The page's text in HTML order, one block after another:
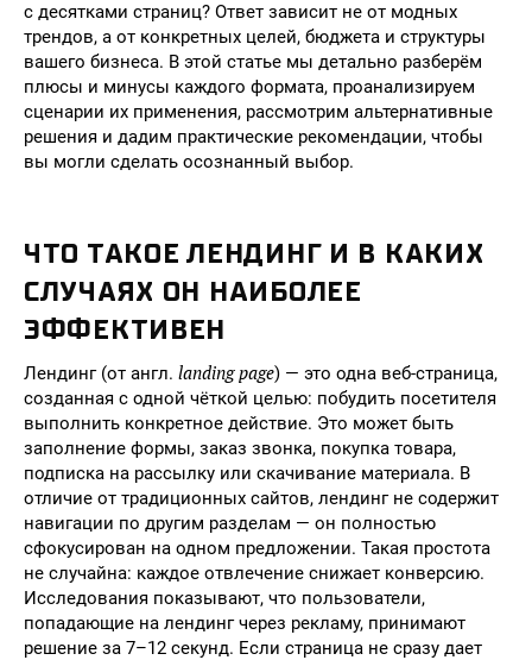
с десятками страниц? Ответ зависит не от модных
трендов, а от конкретных целей, бюджета и структуры
вашего бизнеса. В этой статье мы детально разберём
плюсы и минусы каждого формата, проанализируем
сценарии их применения, рассмотрим альтернативные
решения и дадим практические рекомендации, чтобы
вы могли сделать осознанный выбор.
ЧТО ТАКОЕ ЛЕНДИНГ И В КАКИХ
СЛУЧАЯХ ОН НАИБОЛЕЕ
ЭФФЕКТИВЕН
Лендинг (от англ. landing page) — это одна веб-страница,
созданная с одной чёткой целью: побудить посетителя
выполнить конкретное действие. Это может быть
заполнение формы, заказ звонка, покупка товара,
подписка на рассылку или скачивание материала. В
отличие от традиционных сайтов, лендинг не содержит
навигации по другим разделам — он полностью
сфокусирован на одном предложении. Такая простота
не случайна: каждое отвлечение снижает конверсию.
Исследования показывают, что пользователи,
попадающие на лендинг через рекламу, принимают
решение за 7–12 секунд. Если страница не сразу дает